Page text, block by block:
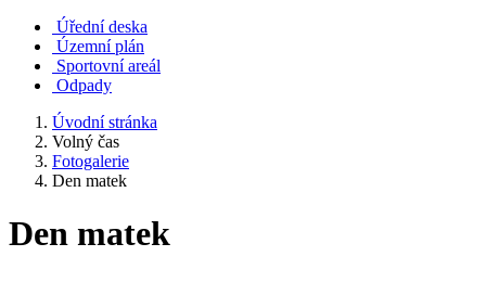
Úřední deska
Územní plán
Sportovní areál
Odpady
Úvodní stránka
Volný čas
Fotogalerie
Den matek
Den matek